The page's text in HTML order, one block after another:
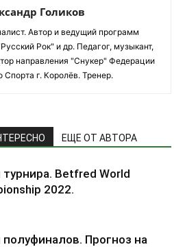
Голиков
Автор и ведущий программ
Рок" и др. Педагог, музыкант,
направления "Снукер" Федерации
Спорта г. Королёв. Тренер.
ЕЩЕ ОТ АВТОРА
турнира. Betfred World
2022.
полуфиналов. Прогноз на